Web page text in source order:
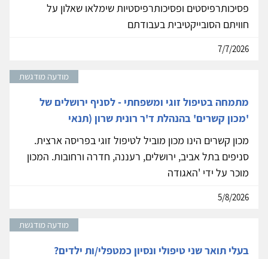
פסיכותרפיסטים ופסיכותרפיסטיות שימלאו שאלון על
חוויתם הסובייקטיבית בעבודתם
7/7/2026
מודעה מודגשת
מתמחה בטיפול זוגי ומשפחתי - לסניף ירושלים של
'מכון קשרים' בהנהלת ד'ר רונית שרון (תנאי
מכון קשרים הינו מכון מוביל לטיפול זוגי בפריסה ארצית.
סניפים בתל אביב, ירושלים, רעננה, חדרה ורחובות. המכון
מוכר על ידי 'האגודה
5/8/2026
מודעה מודגשת
בעלי תואר שני טיפולי ונסיון כמטפלי/ות ילדים?